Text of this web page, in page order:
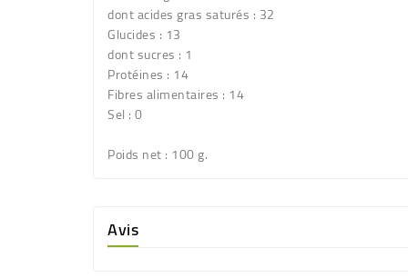
dont acides gras saturés : 32
Glucides : 13
dont sucres : 1
Protéines : 14
Fibres alimentaires : 14
Sel : 0
Poids net: 100 g.
Avis